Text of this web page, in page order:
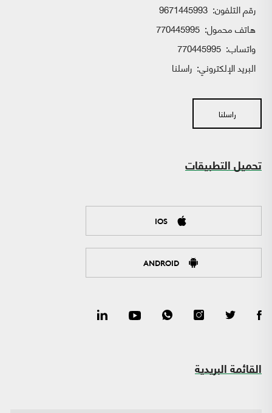
رقم التلفون: 9671445993
هاتف محمول: 770445995
واتساب:
البريد الإلكتروني: راسلنا
راسلنا
تحميل التطبيقات
IOS
ANDROID
القائمة البريدية